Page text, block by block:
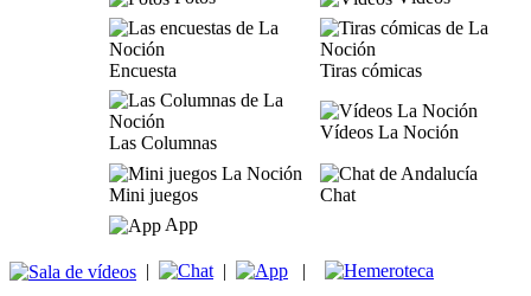
Encuesta Tiras cómicas
Las Columnas
Vídeos La Noción
Mini juegos
Chat
App
| | |